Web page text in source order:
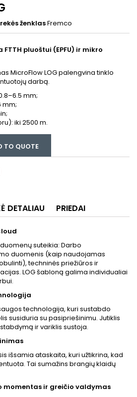
ženklasFremco
pluoštui (EPFU) ir mikro
MicroFlow LOG palengvina tinklo
darbą.
mm;
mm;
iki 2500 m.
TO QUOTE
DETALIAU PRIEDAI
suteikia: Darbo
duomenis (kaip naudojamas
techninės priežiūros ir
LOG šabloną galima individualiai
technologija, kuri sustabdo
susiduria su pasipriešinimu. Jutiklis
ir variklis sustoja.
išsamia ataskaita, kuri užtikrina, kad
Tai sumažins brangių klaidų
momentas ir greičio valdymas